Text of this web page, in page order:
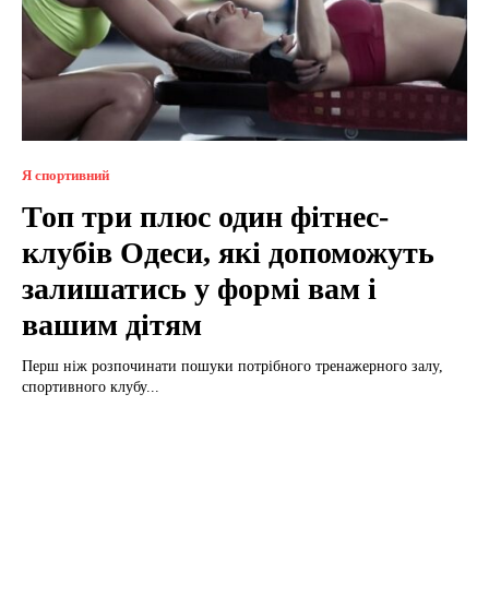
Я спортивний
Топ три плюс один фітнес-
клубів Одеси, які допоможуть
залишатись у формі вам і
вашим дітям
Перш ніж розпочинати пошуки потрібного тренажерного залу,
спортивного клубу...